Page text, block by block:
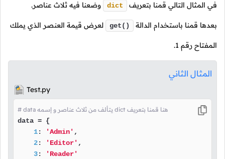
في المثال التالي قمنا بتعريف dict وضعنا فيه ثلاث عناصر.
بعدها قمنا باستخدام الدالة get() لعرض قيمة العنصر الذي يملك
المفتاح رقم 1
.
المثال الثاني
Test.py
# data يتألف من ثلاث عناصر و إسمه dict هنا قمنا بتعريف
data = {
1: 'Admin' ,
2: 'Editor' ,
3:
'Reader'